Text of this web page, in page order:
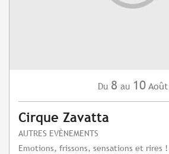
Du 8 au 10 Août
Cirque Zavatta
AUTRES EVÈNEMENTS
Emotions, frissons, sensations et rires